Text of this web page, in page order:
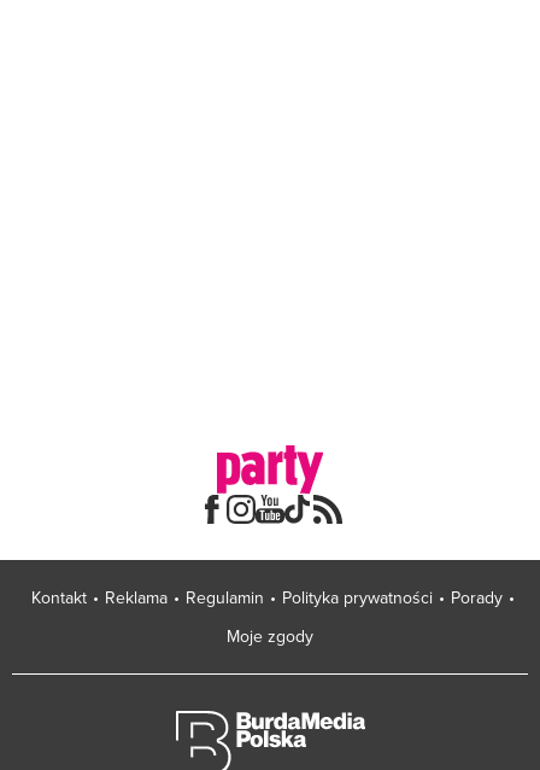
Kontakt Reklama Regulamin Polityka prywatności
Porady
Moje zgody